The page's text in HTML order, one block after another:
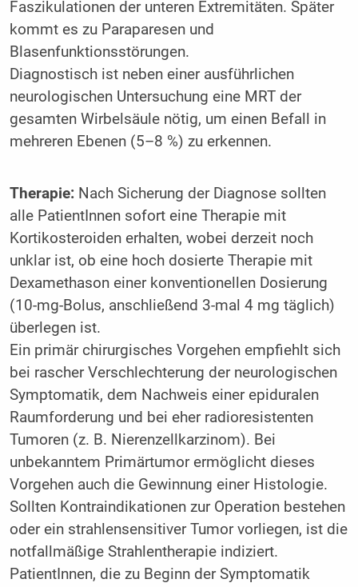
Faszikulationen der unteren Extremitäten. Später
kommt es zu Paraparesen und
Blasenfunktionsstörungen.
Diagnostisch ist neben einer ausführlichen
neurologischen Untersuchung eine MRT der
gesamten Wirbelsäule nötig, um einen Befall in
mehreren Ebenen (5–8 %) zu erkennen.
Therapie:Nach Sicherung der Diagnose sollten
alle PatientInnen sofort eine Therapie mit
Kortikosteroiden erhalten, wobei derzeit noch
unklar ist, ob eine hoch dosierte Therapie mit
Dexamethason einer konventionellen Dosierung
(10-mg-Bolus, anschließend 3-mal 4 mg täglich)
überlegen ist.
Ein primär chirurgisches Vorgehen empfiehlt sich
bei rascher Verschlechterung der neurologischen
Symptomatik, dem Nachweis einer epiduralen
Raumforderung und bei eher radioresistenten
Tumoren (z. B. Nierenzellkarzinom). Bei
unbekanntem Primärtumor ermöglicht dieses
Vorgehen auch die Gewinnung einer Histologie.
Sollten Kontraindikationen zur Operation bestehen
oder ein strahlensensitiver Tumor vorliegen, ist die
notfallmäßige Strahlentherapie indiziert.
PatientInnen, die zu Beginn der Symptomatik